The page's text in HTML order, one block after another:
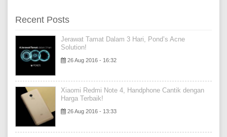
Recent Posts
Jerawat Tamat Dalam 3 Hari, Pond’s Acne
Solution!
26 Aug 2016 - 16:32
Xiaomi Redmi Note 4, Handphone Cantik dengan
Harga Terbaik!
26 Aug 2016 - 13:33